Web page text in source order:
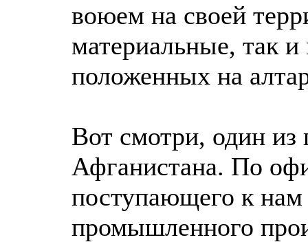
воюем на своей
материальные, так
положенных на
Вот смотри, один из
Афганистана. По
поступающего к нам
промышленного